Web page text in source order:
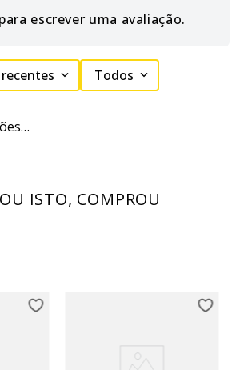
escrever uma avaliação.
Todos
ISTO, COMPROU